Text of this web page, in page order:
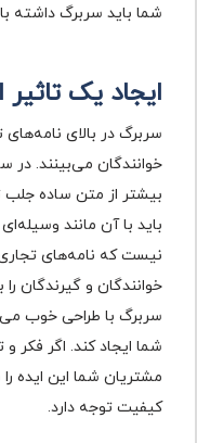
شما باید سربرگ داشته
ایجاد یک
سربرگ در بالای
خوانندگان می‌بینند. در
بیشتر از متن ساده
باید با آن مانند
نیست که نامه‌های
خوانندگان و گیرندگان
سربرگ با طراحی خوب
شما ایجاد کند. اگر فکر
مشتریان شما این ایده
کیفیت توجه دارد.